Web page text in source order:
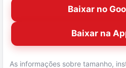
Baixar no
Baixar na
As informações sobre tamanho,